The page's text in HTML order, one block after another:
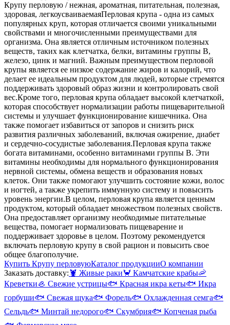
Крупу перловую / нежная, ароматная, питательная, полезная,
здоровая, легкоусваиваемаяПерловая крупа - одна из самых
популярных круп, которая отличается своими уникальными
свойствами и многочисленными преимуществами для
организма. Она является отличным источником полезных
веществ, таких как клетчатка, белки, витамины группы В,
железо, цинк и магний. Важным преимуществом перловой
крупы является ее низкое содержание жиров и калорий, что
делает ее идеальным продуктом для людей, которые стремятся
поддерживать здоровый образ жизни и контролировать свой
вес.Кроме того, перловая крупа обладает высокой клетчаткой,
которая способствует нормализации работы пищеварительной
системы и улучшает функционирование кишечника. Она
также помогает избавиться от запоров и снизить риск
развития различных заболеваний, включая ожирение, диабет
и сердечно-сосудистые заболевания.Перловая крупа также
богата витаминами, особенно витаминами группы В. Эти
витамины необходимы для нормального функционирования
нервной системы, обмена веществ и образования новых
клеток. Они также помогают улучшить состояние кожи, волос
и ногтей, а также укрепить иммунную систему и повысить
уровень энергии.В целом, перловая крупа является ценным
продуктом, который обладает множеством полезных свойств.
Она предоставляет организму необходимые питательные
вещества, помогает нормализовать пищеварение и
поддерживает здоровье в целом. Поэтому рекомендуется
включать перловую крупу в свой рацион и повысить свое
общее благополучие.
Купить Крупу перловуюКаталог продукцииО компании
Заказать доставку: 🦞 Живые раки🦀 Камчатские крабы🦐
Креветки🦪 Свежие устрицы🐟 Красная икра кеты🐟 Икра
горбуши🐟 Свежая щука🐟 Форель🐟 Охлажденная семга🐟
Сельдь🐟 Минтай недорого🐟 Скумбрия🐟 Копченая рыба